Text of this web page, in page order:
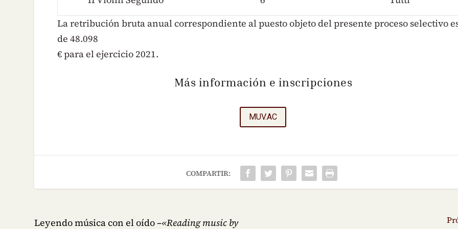
La retribución bruta anual correspondiente al puesto objeto del presente proceso selectivo
de 48.098
€ para el ejercicio 2021.
Más información e inscripciones
MUV.AC
COMPARTIR:
Leyendo música con el oído –«Reading music by